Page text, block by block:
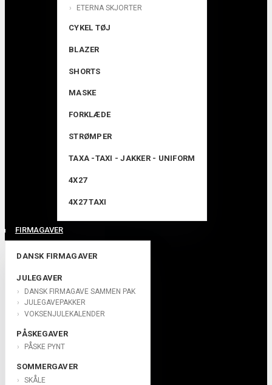
FIRMAGAVER
DANSK FIRMAGAVER
JULEGAVER
DANSK FIRMAGAVE SAMMEN PAK
JULEGAVEPAKKER
VOKSENJULEKALENDER
PÅSKEGAVER
PÅSKE PYNT
SOMMERGAVER
SKÅLE
ETERNA SKJORTER
CYKEL TØJ
BLAZER
SHORTS
MASKE
FORKLÆDE
STRØMPER
TAXA -TAXI - JAKKER - UNIFORM
4X27
4X27 TAXI